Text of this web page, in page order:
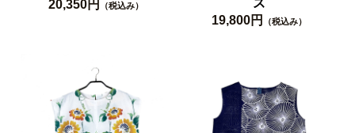
20,350円
（税込み）
19,800円
（税込み）